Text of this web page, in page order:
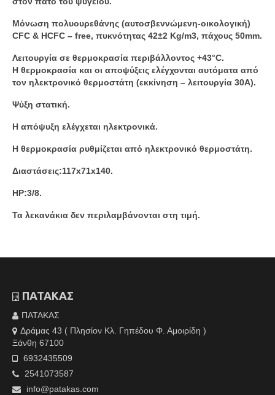
Μόνωση πολυουρεθάνης (αυτοσβεννώμενη-οικολογική)
CFC & HCFC – free, πυκνότητας 42±2 Kg/m3, πάχους 50mm.
Λειτουργία σε θερμοκρασία περιβάλλοντος +43°C.
Η θερμοκρασία και οι αποψύξεις ελέγχονται αυτόματα από
τον ηλεκτρονικό θερμοστάτη (εκκίνηση – λειτουργία 30Α).
Ψύξη στατική.
Η απόψυξη ελέγχεται ηλεκτρονικά.
Η θερμοκρασία ρυθμίζεται από ηλεκτρονικό θερμοστάτη.
Διαστάσεις:117x71x140.
HP:3/8.
Τα λεκανάκια δεν περιλαμβάνονται στη τιμή.
ΠΑΤΑΚΑΣ
ΠΑΤΑΚΑΣ
Δράμας 43 ( Πλησίον Κλ. Γηπέδου Φ. Αμοιρίδη )
Ξάνθη 67100
6932435509
2541073587
info@patakas.com